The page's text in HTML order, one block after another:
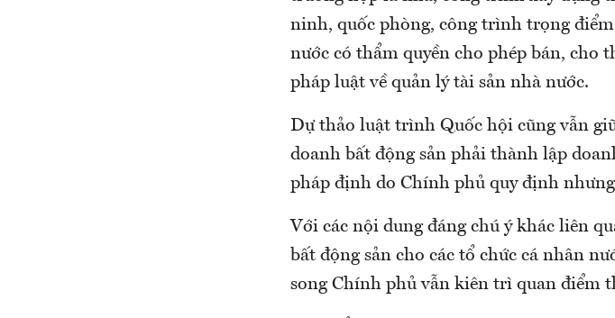
ninh, quốc phòng, công trình trọng
nước có thẩm quyền cho phép bán, cho
pháp luật về quản lý tài sản nhà nước.
Dự thảo luật trình Quốc hội cũng vẫn
doanh bất động sản phải thành lập
pháp định do Chính phủ quy định
Với các nội dung đáng chú ý khác liên
bất động sản cho các tổ chức cá nhân
song Chính phủ vẫn kiên trì quan điểm